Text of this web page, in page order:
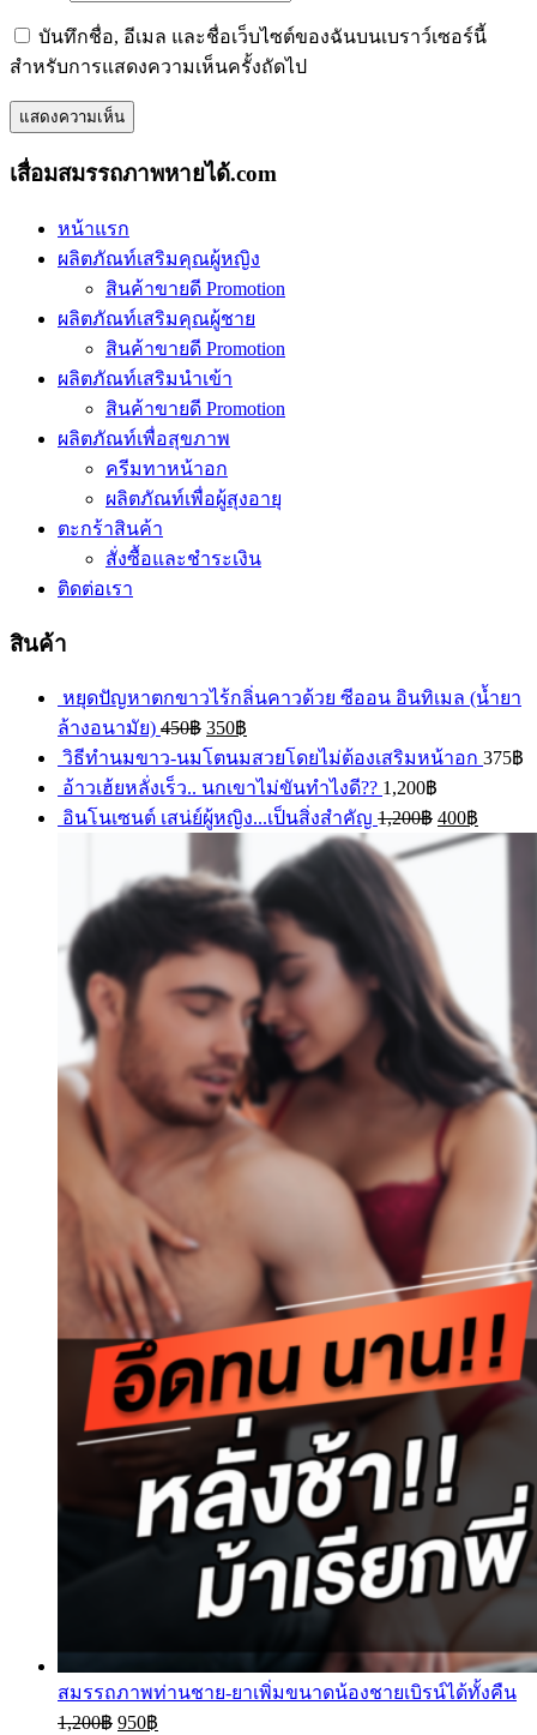
บันทึกชื่อ, อีเมล และชื่อเว็บไซต์ของฉันบนเบราว์เซอร์นี้
สำหรับการแสดงความเห็นครั้งถัดไป
เสื่อมสมรรถภาพหายได้.com
หน้าแรก
ผลิตภัณท์เสริมคุณผู้หญิง
สินค้าขายดี Promotion
ผลิตภัณท์เสริมคุณผู้ชาย
สินค้าขายดี Promotion
ผลิตภัณท์เสริมนำเข้า
สินค้าขายดี Promotion
ผลิตภัณท์เพื่อสุขภาพ
ครีมทาหน้าอก
ผลิตภัณท์เพื่อผู้สุงอายุ
ตะกร้าสินค้า
สั่งซื้อและชำระเงิน
ติดต่อเรา
สินค้า
หยุดปัญหาตกขาวไร้กลิ่นคาวด้วย ซีออน อินทิเมล (น้ำยา
ล้างอนามัย) 450฿ 350฿
วิธีทำนมขาว-นมโตนมสวยโดยไม่ต้องเสริมหน้าอก 375฿
อ้าวเฮ้ยหลั่งเร็ว.. นกเขาไม่ขันทำไงดี?? 1,200฿
อินโนเซนต์ เสน่ย์ผู้หญิง...เป็นสิ่งสำคัญ 1,200฿ 400฿
สมรรถภาพท่านชาย-ยาเพิ่มขนาดน้องชายเบิรน์ได้ทั้งคืน
1,200฿ 950฿